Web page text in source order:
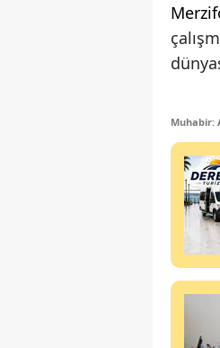
Muhabir: